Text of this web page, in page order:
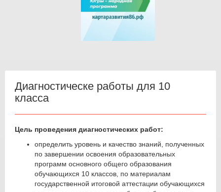
Диагностическе работы для 10
класса
Цель проведения диагностических работ:
определить уровень и качество знаний, полученных
по завершении освоения образовательных
программ основного общего образования
обучающихся 10 классов, по материалам
государственной итоговой аттестации обучающихся